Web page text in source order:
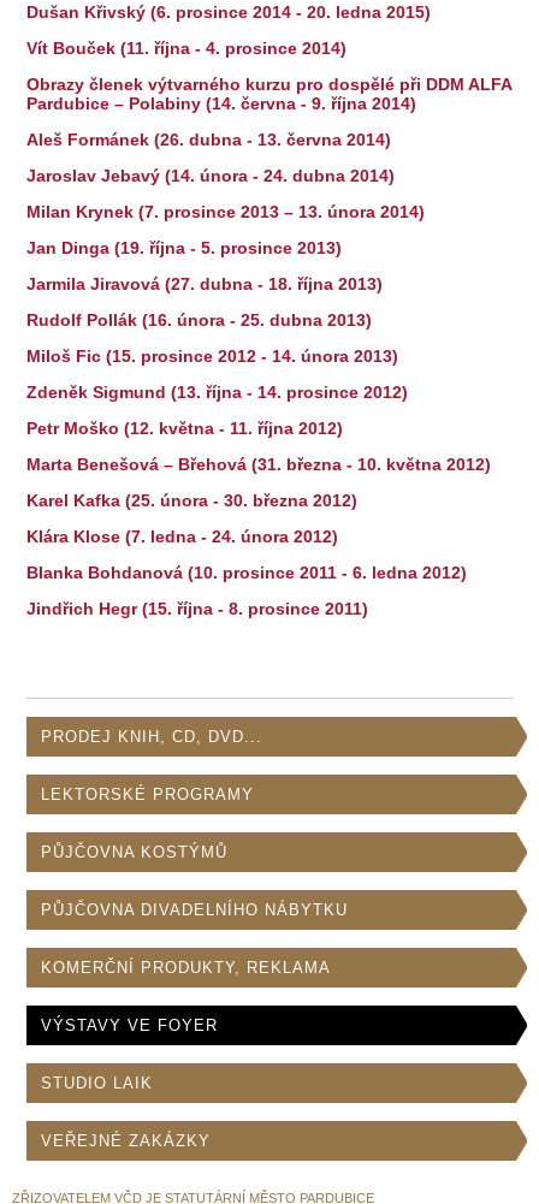
Dušan Křivský (6. prosince 2014 - 20. ledna 2015)
Vít Bouček (11. října - 4. prosince 2014)
Obrazy členek výtvarného kurzu pro dospělé při DDM ALFA
Pardubice – Polabiny (14. června - 9. října 2014)
Aleš Formánek (26. dubna - 13. června 2014)
Jaroslav Jebavý (14. února - 24. dubna 2014)
Milan Krynek (7. prosince 2013 – 13. února 2014)
Jan Dinga (19. října - 5. prosince 2013)
Jarmila Jiravová (27. dubna - 18. října 2013)
Rudolf Pollák (16. února - 25. dubna 2013)
Miloš Fic (15. prosince 2012 - 14. února 2013)
Zdeněk Sigmund (13. října - 14. prosince 2012)
Petr Moško (12. května - 11. října 2012)
Marta Benešová – Břehová (31. března - 10. května 2012)
Karel Kafka (25. února - 30. března 2012)
Klára Klose (7. ledna - 24. února 2012)
Blanka Bohdanová (10. prosince 2011 - 6. ledna 2012)
Jindřich Hegr (15. října - 8. prosince 2011)
PRODEJ KNIH, CD, DVD...
LEKTORSKÉ PROGRAMY
PŮJČOVNA KOSTÝMŮ
PŮJČOVNA DIVADELNÍHO NÁBYTKU
KOMERČNÍ PRODUKTY, REKLAMA
VÝSTAVY VE FOYER
STUDIO LAIK
VEŘEJNÉ ZAKÁZKY
ZŘIZOVATELEM VČD JE STATUTÁRNÍ MĚSTO PARDUBICE